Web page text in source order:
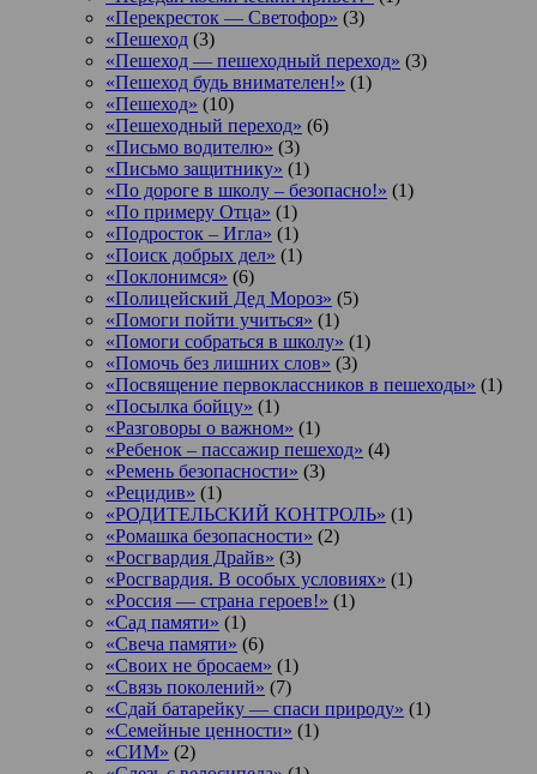
«Перекресток — Светофор» (3)
«Пешеход (3)
«Пешеход — пешеходный переход» (3)
«Пешеход будь внимателен!» (1)
«Пешеход» (10)
«Пешеходный переход» (6)
«Письмо водителю» (3)
«Письмо защитнику» (1)
«По дороге в школу – безопасно!» (1)
«По примеру Отца» (1)
«Подросток ‒ Игла» (1)
«Поиск добрых дел» (1)
«Поклонимся» (6)
«Полицейский Дед Мороз» (5)
«Помоги пойти учиться» (1)
«Помоги собраться в школу» (1)
«Помочь без лишних слов» (3)
«Посвящение первоклассников в пешеходы» (1)
«Посылка бойцу» (1)
«Разговоры о важном» (1)
«Ребенок – пассажир пешеход» (4)
«Ремень безопасности» (3)
«Рецидив» (1)
«РОДИТЕЛЬСКИЙ КОНТРОЛЬ» (1)
«Ромашка безопасности» (2)
«Росгвардия Драйв» (3)
«Росгвардия. В особых условиях» (1)
«Россия — страна героев!» (1)
«Сад памяти» (1)
«Свеча памяти» (6)
«Своих не бросаем» (1)
«Связь поколений» (7)
«Сдай батарейку — спаси природу» (1)
«Семейные ценности» (1)
«СИМ» (2)